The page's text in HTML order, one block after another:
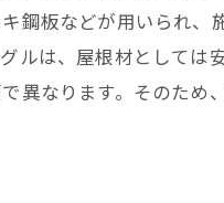
鋼板などが用いられ
ルは、屋根材として
異なります。そのた